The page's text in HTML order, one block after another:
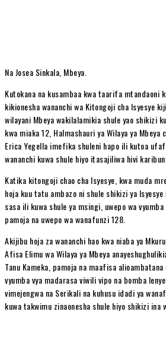
Na Josea Sinkala, Mbeya.
Kutokana na kusambaa kwa taarifa mtandaoni
kikionesha wananchi wa Kitongoji cha Isyesye
wilayani Mbeya wakilalamikia shule yao shikizi
kwa miaka 12, Halmashauri ya Wilaya ya Mbeya
Erica Yegella imefika shuleni hapo ili kutoa
wananchi kuwa shule hiyo itasajiliwa hivi
Katika kitongoji chao cha Isyesye, kwa muda
hoja kuu tatu ambazo ni shule shikizi ya
sasa ili kuwa shule ya msingi, uwepo wa
pamoja na uwepo wa wanafunzi 128.
Akijibu hoja za wananchi hao kwa niaba ya
Afisa Elimu wa Wilaya ya Mbeya
Tanu Kameka, pamoja na maafisa
vyumba vya madarasa viwili vipo na bomba
vimejengwa na Serikali na kuhusu idadi ya
kuwa takwimu zinaonesha shule hiyo shikizi ina